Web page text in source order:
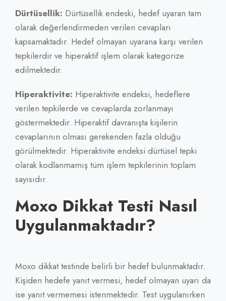
Dürtüsellik: Dürtüsellik endeski, hedef uyaran tam
olarak değerlendirmeden verilen cevapları
kapsamaktadır. Hedef olmayan uyarana karşı verilen
tepkilerdir ve hiperaktif işlem olarak kategorize
edilmektedir.
Hiperaktivite: Hiperaktivite endeksi, hedeflere
verilen tepkilerde ve cevaplarda zorlanmayı
göstermektedir. Hiperaktif davranışta kişilerin
cevaplarının olması gerekenden fazla olduğu
görülmektedir. Hiperaktivite endeksi dürtüsel tepki
olarak kodlanmamış tüm işlem tepkilerinin toplam
sayısıdır.
Moxo Dikkat Testi Nasıl
Uygulanmaktadır?
Moxo dikkat testinde belirli bir hedef bulunmaktadır.
Kişiden hedefe yanıt vermesi, hedef olmayan uyarı da
ise yanıt vermemesi istenmektedir. Test uygulanırken